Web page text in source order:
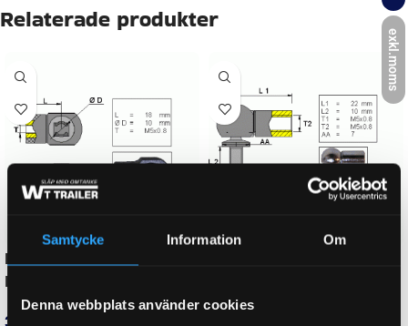
Samtycke Information Om
Denna webbplats använder cookies
exkl.moms
160 mm
NEWTON 125 N
GÄNGMÅTT FÖR GASFJÄDER M5